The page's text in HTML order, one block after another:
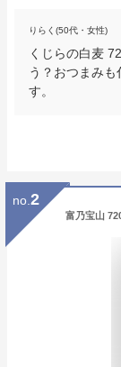
りらく(50代・女性)
くじらの白麦
う？おつまみ
す。
no. 2